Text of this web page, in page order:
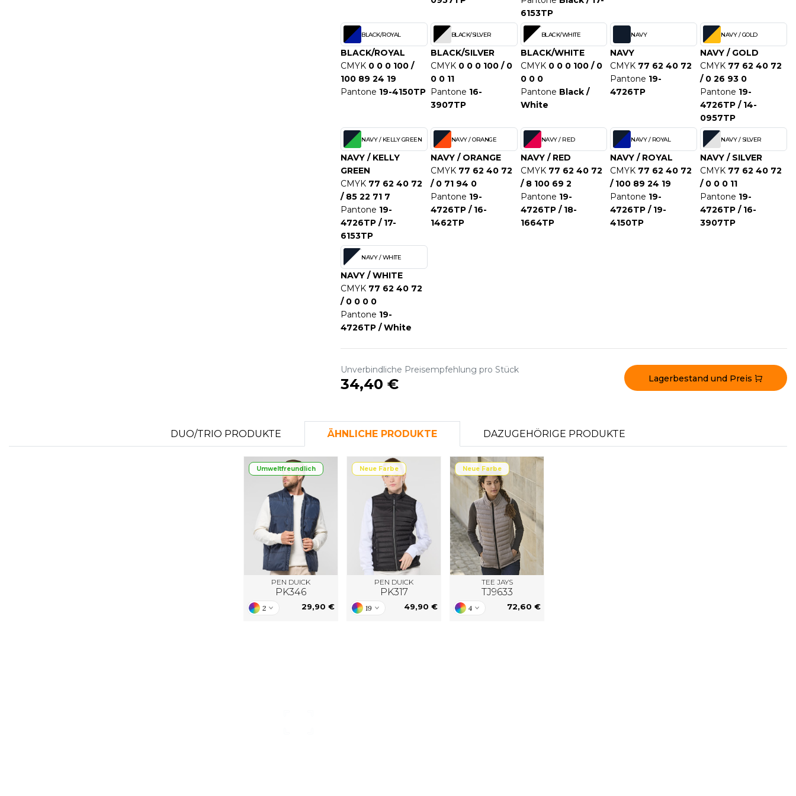
SANS ETIQUETTE
6153TP
BLACK/ROYAL
BLACK/ROYAL
CMYK 0 0 0 100 /
100 89 24 19
Pantone 19-4150TP
BLACK/SILVER
BLACK/SILVER
CMYK 0 0 0 100 / 0
0 0 11
Pantone 16-
3907TP
BLACK/WHITE
BLACK/WHITE
CMYK 0 0 0 100 / 0
0 0 0
Pantone Black /
White
NAVY
NAVY
CMYK 77 62 40 72
Pantone 19-
4726TP
NAVY / GOLD
NAVY / GOLD
CMYK 77 62 40 72
/ 0 26 93 0
Pantone 19-
4726TP / 14-
0957TP
NAVY / KELLY GREEN
NAVY / KELLY
GREEN
CMYK 77 62 40 72
/ 85 22 71 7
Pantone 19-
4726TP / 17-
6153TP
NAVY / ORANGE
NAVY / ORANGE
CMYK 77 62 40 72
/ 0 71 94 0
Pantone 19-
4726TP / 16-
1462TP
NAVY / RED
NAVY / RED
CMYK 77 62 40 72
/ 8 100 69 2
Pantone 19-
4726TP / 18-
1664TP
NAVY / ROYAL
NAVY / ROYAL
CMYK 77 62 40 72
/ 100 89 24 19
Pantone 19-
4726TP / 19-
4150TP
NAVY / SILVER
NAVY / SILVER
CMYK 77 62 40 72
/ 0 0 0 11
Pantone 19-
4726TP / 16-
3907TP
NAVY / WHITE
NAVY / WHITE
CMYK 77 62 40 72
/ 0 0 0 0
Pantone 19-
4726TP / White
Unverbindliche Preisempfehlung pro Stück
34,40 € Lagerbestand und Preis
DUO/TRIO PRODUKTE ÄHNLICHE PRODUKTE DAZUGEHÖRIGE PRODUKTE
Umweltfreundlich
PEN DUICK
PK346
2 29,90 €
Neue Farbe
PEN DUICK
PK317
19 49,90 €
Neue Farbe
TEE JAYS
TJ9633
4 72,60 €